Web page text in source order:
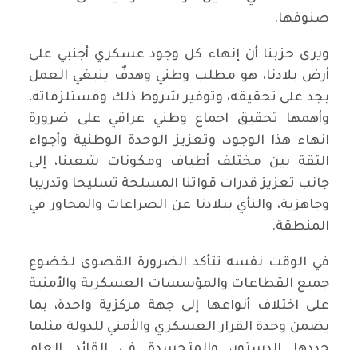
صنوفها.
ويرى حزبنا أن إنهاء كل وجود عسكري أجنبي على
أرض بلادنا، هو مطلب وطني وهدفٌ ينبغي العمل
بجد على تحقيقه، وتوفير شروط ذلك ومستلزماته،
وأهمها تحقيق اجماع وطني عراقي على ضرورة
انهاء هذا الوجود، وتعزيز الوحدة الوطنية وأجواء
الثقة بين مختلف أطياف ومكونات شعبنا، إلى
جانب تعزيز قدرات قواتنا المسلحة تسليحا وتدريبا
وجاهزية، والنأي ببلادنا عن الصراعات والمحاور في
المنطقة.
في الوقت نفسه تتأكد الضرورة القصوى لخضوع
جميع القطاعات والمؤسسات العسكرية والأمنية
على اختلاف أنواعها إلى جهة مركزية واحدة، بما
يضمن وحدة القرار العسكري والأمني للدولة مثلما